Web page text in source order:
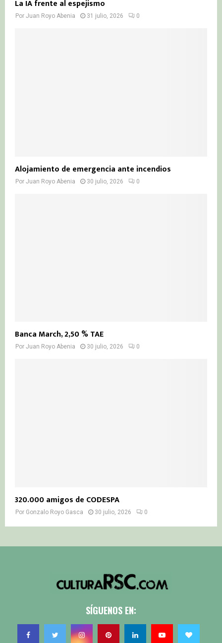
La IA frente al espejismo
Por Juan Royo Abenia 31 julio, 2026 0
Alojamiento de emergencia ante incendios
Por Juan Royo Abenia 30 julio, 2026 0
Banca March, 2,50 % TAE
Por Juan Royo Abenia 30 julio, 2026 0
320.000 amigos de CODESPA
Por Gonzalo Royo Gasca 30 julio, 2026 0
SÍGUENOS EN: